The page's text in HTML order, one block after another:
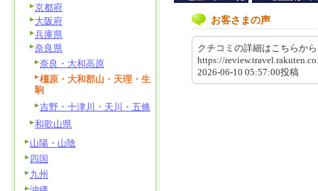
お客さまの声
クチコミの詳細はこちら
https://
2026-06-10 05:57:00投稿
京都府
大阪府
兵庫県
奈良県
奈良・大和高原
橿原・大和郡山・天理・生
駒
吉野・十津川・天川・五條
和歌山県
山陽・山陰
四国
九州